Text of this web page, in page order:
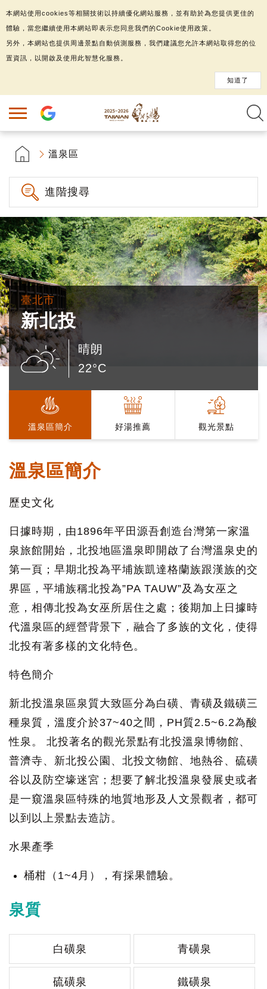
溫泉區
進階搜尋
臺北市
新北投
晴朗
22°C
溫泉區簡介 好湯推薦 觀光景點
溫泉區簡介
歷史文化
日據時期，由1896年平田源吾創造台灣第一家溫
泉旅館開始，北投地區溫泉即開啟了台灣溫泉史的
第一頁；早期北投為平埔族凱達格蘭族跟漢族的交
界區，平埔族稱北投為”PA TAUW”及為女巫之
意，相傳北投為女巫所居住之處；後期加上日據時
代溫泉區的經營背景下，融合了多族的文化，使得
北投有著多樣的文化特色。
特色簡介
新北投溫泉區泉質大致區分為白磺、青磺及鐵磺三
種泉質，溫度介於37~40之間，PH質2.5~6.2為酸
性泉。 北投著名的觀光景點有北投溫泉博物館、
普濟寺、新北投公園、北投文物館、地熱谷、硫磺
谷以及防空壕迷宮；想要了解北投溫泉發展史或者
是一窺溫泉區特殊的地質地形及人文景觀者，都可
以到以上景點去造訪。
水果產季
桶柑（1~4月），有採果體驗。
泉質
白磺泉 青磺泉
硫磺泉 鐵磺泉
本網站使用cookies等相關技術以持續優化網站服務，並有助於為您提供更佳的
體驗，當您繼續使用本網站即表示您同意我們的Cookie使用政策。
另外，本網站也提供周邊景點自動偵測服務，我們建議您允許本網站取得您的位
置資訊，以開啟及使用此智慧化服務。
知道了